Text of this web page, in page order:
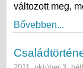
változott meg,
Bővebben...